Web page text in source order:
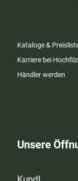
Kataloge &
Karriere bei
Händler werden
Unsere